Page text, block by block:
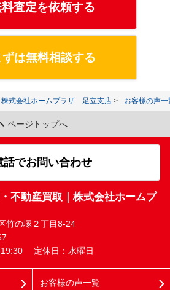
査定を依頼する
ずは無料相談する
株式会社ホームプラザ 足立支店 お客様の声一
ページトップへ
話でお問い合わせ
不動産買取｜株式会社ホームプ
竹の塚２丁目8-24
定休日：水曜日
お客様の声一覧